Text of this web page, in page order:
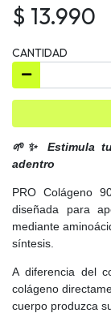
$ 13.990
CANTIDAD
🌱✨ Estimula
adentro
PRO Colágeno
diseñada para
mediante
síntesis.
A diferencia del
colágeno
cuerpo produzca